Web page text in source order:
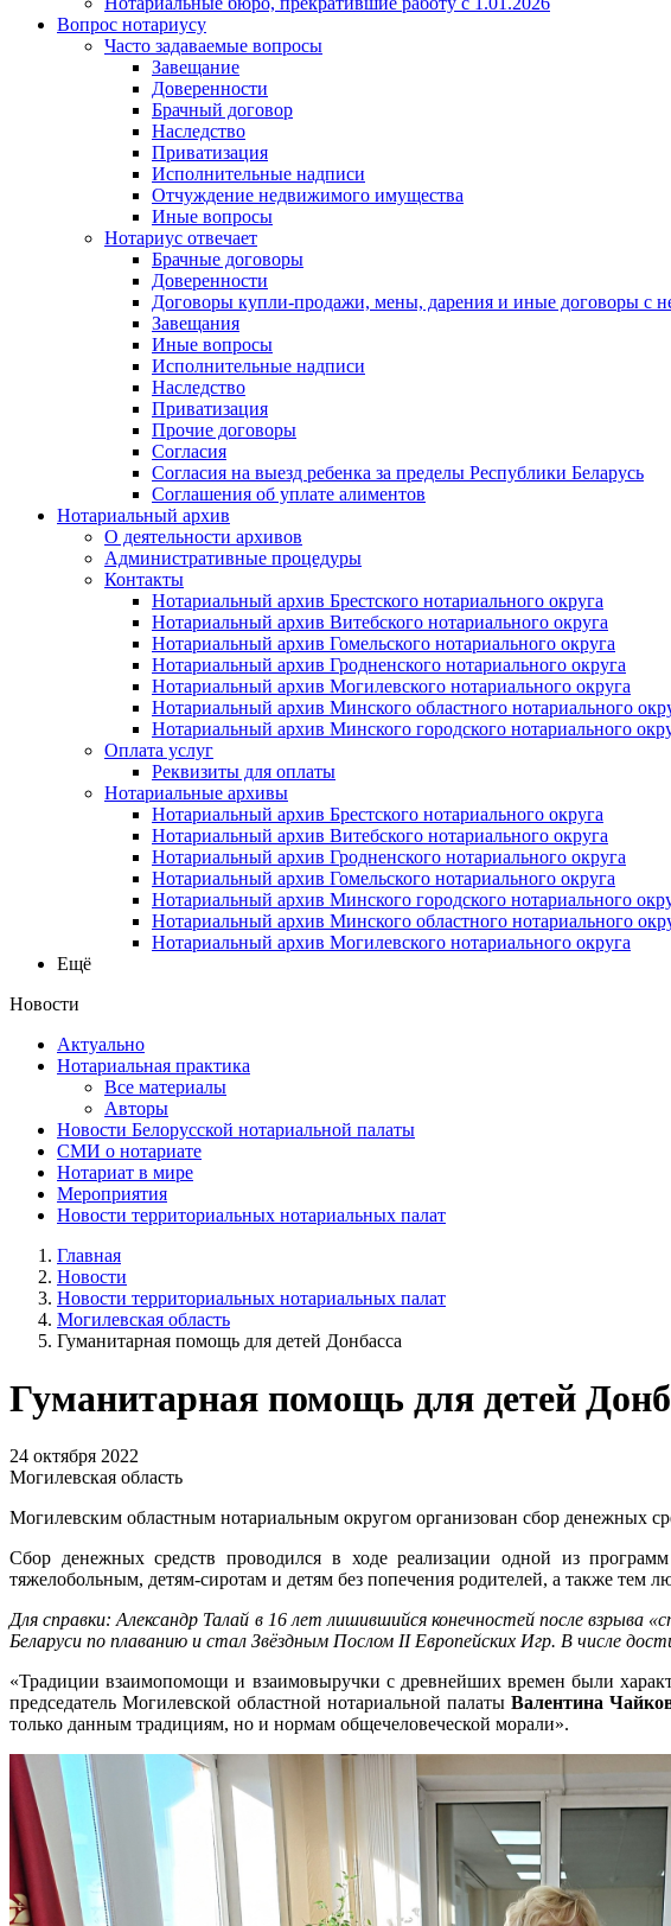
Вопрос нотариусу
Часто задаваемые вопросы
Завещание
Доверенности
Брачный договор
Наследство
Приватизация
Исполнительные надписи
Отчуждение недвижимого имущества
Иные вопросы
Нотариус отвечает
Брачные договоры
Доверенности
Договоры купли-продажи, мены, дарения и иные договоры с
Завещания
Иные вопросы
Исполнительные надписи
Наследство
Приватизация
Прочие договоры
Согласия
Согласия на выезд ребенка за пределы Республики Беларусь
Соглашения об уплате алиментов
Нотариальный архив
О деятельности архивов
Административные процедуры
Контакты
Нотариальный архив Брестского нотариального округа
Нотариальный архив Витебского нотариального округа
Нотариальный архив Гомельского нотариального округа
Нотариальный архив Гродненского нотариального округа
Нотариальный архив Могилевского нотариального округа
Нотариальный архив Минского областного нотариального
Нотариальный архив Минского городского нотариального
Оплата услуг
Реквизиты для оплаты
Нотариальные архивы
Нотариальный архив Брестского нотариального округа
Нотариальный архив Витебского нотариального округа
Нотариальный архив Гродненского нотариального округа
Нотариальный архив Гомельского нотариального округа
Нотариальный архив Минского городского нотариального
Нотариальный архив Минского областного нотариального
Нотариальный архив Могилевского нотариального округа
Ещё
Новости
Актуально
Нотариальная практика
Все материалы
Авторы
Новости Белорусской нотариальной палаты
СМИ о нотариате
Нотариат в мире
Мероприятия
Новости территориальных нотариальных палат
Главная
Новости
Новости территориальных нотариальных палат
Могилевская область
Гуманитарная помощь для детей Донбасса
Гуманитарная помощь для детей
24 октября 2022
Могилевская область
Могилевским областным нотариальным округом организован сбор денежных
Сбор денежных средств проводился в ходе реализации одной из
тяжелобольным, детям-сиротам и детям без попечения родителей, а также
Для справки: Александр Талай в 16 лет лишившийся конечностей после
Беларуси по плаванию и стал Звёздным Послом II Европейских Игр. В числе
«Традиции взаимопомощи и взаимовыручки с древнейших времен были
председатель Могилевской областной нотариальной палатыВалентина
только данным традициям, но и нормам общечеловеческой морали».